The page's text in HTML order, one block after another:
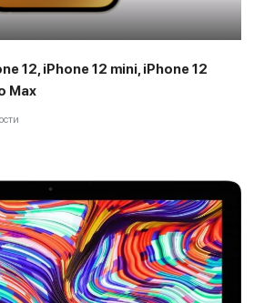
12, iPhone 12 mini, iPhone 12
Max